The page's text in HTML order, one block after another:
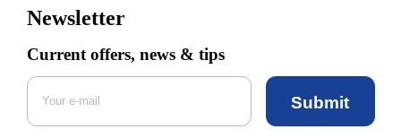
Newsletter
Current offers, news & tips
Submit